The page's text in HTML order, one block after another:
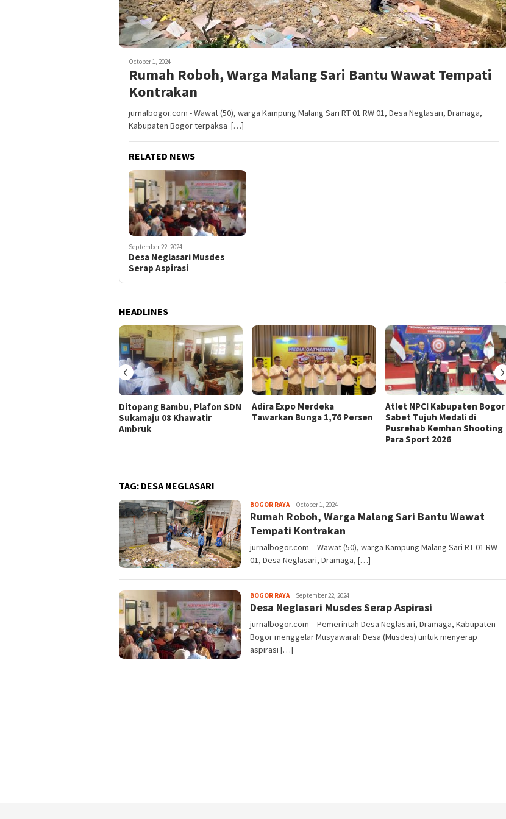
October 1, 2024
Rumah Roboh, Warga Malang Sari Bantu Wawat Tempati
Kontrakan
jurnalbogor.com - Wawat (50), warga Kampung Malang Sari RT 01 RW 01, Desa Neglasari, Dramaga,
Kabupaten Bogor terpaksa […]
RELATED NEWS
September 22, 2024
Desa Neglasari Musdes
Serap Aspirasi
HEADLINES
Ditopang Bambu, Plafon SDN
Sukamaju 08 Khawatir
Ambruk
Adira Expo Merdeka
Tawarkan Bunga 1,76 Persen
Atlet NPCI Kabupaten Bogor
Sabet Tujuh Medali di
Pusrehab Kemhan Shooting
Para Sport 2026
‹ ›
TAG: DESA NEGLASARI
BOGOR RAYASayyev
October 1, 2024
Rumah Roboh, Warga Malang Sari Bantu Wawat
Tempati Kontrakan
jurnalbogor.com – Wawat (50), warga Kampung Malang Sari RT 01 RW
01, Desa Neglasari, Dramaga, […]
BOGOR RAYASayyev
September 22, 2024
Desa Neglasari Musdes Serap Aspirasi
jurnalbogor.com – Pemerintah Desa Neglasari, Dramaga, Kabupaten
Bogor menggelar Musyawarah Desa (Musdes) untuk menyerap
aspirasi […]